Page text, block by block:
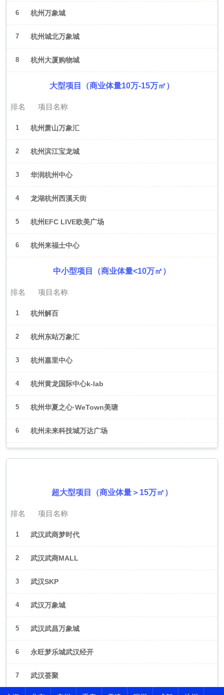
6 杭州万象城
7 杭州城北万象城
8 杭州大厦购物城
大型项目（商业体量10万-15万㎡）
排名 项目名称
1 杭州萧山万象汇
2 杭州滨江宝龙城
3 华润杭州中心
4 龙湖杭州西溪天街
5 杭州EFC LIVE欧美广场
6 杭州来福士中心
中小型项目（商业体量<10万㎡）
排名 项目名称
1 杭州解百
2 杭州东站万象汇
3 杭州嘉里中心
4 杭州黄龙国际中心k-lab
5 杭州华夏之心·WeTown美瑭
6 杭州未来科技城万达广场
超大型项目（商业体量＞15万㎡）
排名 项目名称
1 武汉武商梦时代
2 武汉武商MALL
3 武汉SKP
4 武汉万象城
5 武汉武昌万象城
6 永旺梦乐城武汉经开
7 武汉荟聚